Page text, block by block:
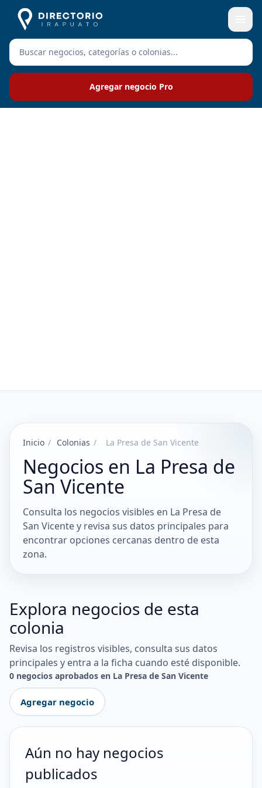
Agregar negocio Pro
Inicio / Colonias / La Presa de San Vicente
Negocios en La Presa de
San Vicente
Consulta los negocios visibles en La Presa de
San Vicente y revisa sus datos principales para
encontrar opciones cercanas dentro de esta
zona.
Explora negocios de esta
colonia
Revisa los registros visibles, consulta sus datos
principales y entra a la ficha cuando esté disponible.
0 negocios aprobados en La Presa de San Vicente
Agregar negocio
Aún no hay negocios
publicados